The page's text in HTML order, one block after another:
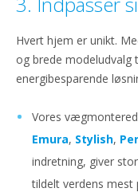
Hvert hjem er unikt.
og brede
energibesparende
Vores
Emura, Stylish,
indretning, giver
tildelt verdens mest